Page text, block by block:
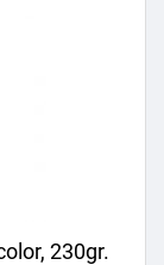
230gr.